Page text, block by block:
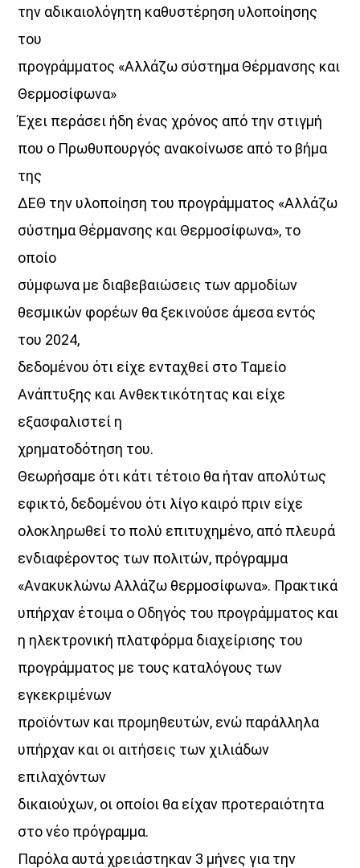
παρέα ακόμα και το πιο ετερόκλητο κοινό.Στο μικρόφωνο
από επιτυχημένες εκπομπές
Κάθε Σάββατο και Κυριακή 21:00 - 22:00
Discover More
UPCOMING SHOWS
Just Music
21:00
22:00
Night Love
την αδικαιολόγητη καθυστέρηση υλοποίησης
του
προγράμματος «Αλλάζω σύστημα Θέρμανσης και
Θερμοσίφωνα»
Έχει περάσει ήδη ένας χρόνος από την στιγμή
που ο Πρωθυπουργός ανακοίνωσε από το βήμα
της
ΔΕΘ την υλοποίηση του προγράμματος «Αλλάζω
σύστημα Θέρμανσης και Θερμοσίφωνα», το
οποίο
σύμφωνα με διαβεβαιώσεις των αρμοδίων
θεσμικών φορέων θα ξεκινούσε άμεσα εντός
του 2024,
δεδομένου ότι είχε ενταχθεί στο Ταμείο
Ανάπτυξης και Ανθεκτικότητας και είχε
εξασφαλιστεί η
χρηματοδότηση του.
Θεωρήσαμε ότι κάτι τέτοιο θα ήταν απολύτως
εφικτό, δεδομένου ότι λίγο καιρό πριν είχε
ολοκληρωθεί το πολύ επιτυχημένο, από πλευρά
ενδιαφέροντος των πολιτών, πρόγραμμα
«Ανακυκλώνω Αλλάζω θερμοσίφωνα». Πρακτικά
υπήρχαν έτοιμα ο Οδηγός του προγράμματος και
η ηλεκτρονική πλατφόρμα διαχείρισης του
προγράμματος με τους καταλόγους των
εγκεκριμένων
προϊόντων και προμηθευτών, ενώ παράλληλα
υπήρχαν και οι αιτήσεις των χιλιάδων
επιλαχόντων
δικαιούχων, οι οποίοι θα είχαν προτεραιότητα
στο νέο πρόγραμμα.
Παρόλα αυτά χρειάστηκαν 3 μήνες για την